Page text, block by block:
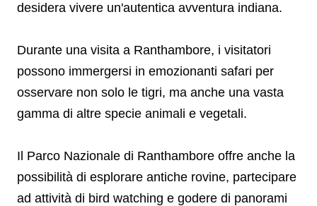
desidera vivere un'autentica avventura indiana.
Durante una visita a Ranthambore, i visitatori
possono immergersi in emozionanti safari per
osservare non solo le tigri, ma anche una vasta
gamma di altre specie animali e vegetali.
Il Parco Nazionale di Ranthambore offre anche la
possibilità di esplorare antiche rovine, partecipare
ad attività di bird watching e godere di panorami